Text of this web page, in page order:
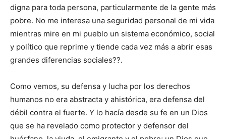
digna para toda persona, particularmente de la gente más
pobre. No me interesa una seguridad personal de mi vida
mientras mire en mi pueblo un sistema económico, social
y político que reprime y tiende cada vez más a abrir esas
grandes diferencias sociales??.
Como vemos, su defensa y lucha por los derechos
humanos no era abstracta y ahistórica, era defensa del
débil contra el fuerte. Y lo hacía desde su fe en un Dios
que se ha revelado como protector y defensor del